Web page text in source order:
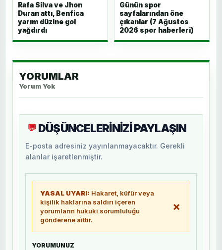
Rafa Silva ve Jhon
Duran attı, Benfica
yarım düzine gol
yağdırdı
Günün spor
sayfalarından öne
çıkanlar (7 Ağustos
2026 spor haberleri)
YORUMLAR
Yorum Yok
💬 DÜŞÜNCELERİNİZİ PAYLAŞIN
E-posta adresiniz yayınlanmayacaktır. Gerekli
alanlar işaretlenmiştir.
YASAL UYARI: Hakaret, küfür veya
kişilik haklarına saldırı içeren
yorumların hukuki sorumluluğu
gönderene aittir.
×
YORUMUNUZ